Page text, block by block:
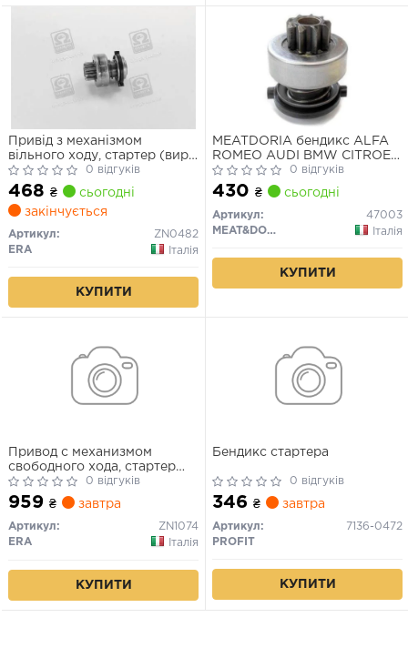
Привід з механізмом
вільного ходу, стартер (вир-
во ZEN)
0 відгуків
468 ₴
сьогодні
закінчується
Артикул:
ZN0482
ERA
Італія
КУПИТИ
MEATDORIA бендикс ALFA
ROMEO AUDI BMW CITROEN
FIAT FORD JEEP LANCIA
MERCEDES OPEL PEUGEOT
PONTIAC RENAULT
0 відгуків
430 ₴ сьогодні
Артикул:
47003
MEAT&DORIA
Італія
КУПИТИ
Привод с механизмом
свободного хода, стартер
(пр-во ZEN)0 відгуків
959 ₴ завтра
Артикул:
ZN1074
ERA
Італія
КУПИТИ
Бендикс стартера
0 відгуків
346 ₴ завтра
Артикул:
7136-0472
PROFIT
КУПИТИ